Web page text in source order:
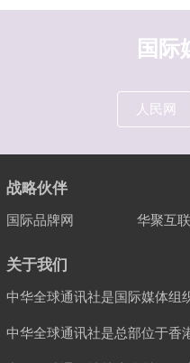
国际
人民网
战略伙伴
国际品牌网 华聚互联
关于我们
中华全球通讯社是国际媒体组
中华全球通讯社是总部位于香